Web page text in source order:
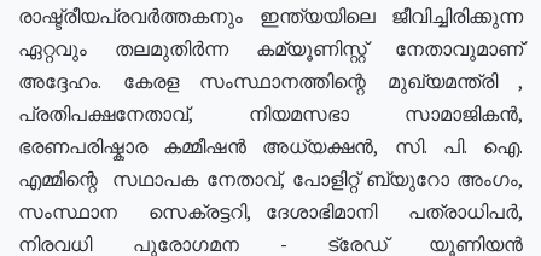
രാഷ്ട്രീയപ്രവർത്തകനും ഇന്ത്യയിലെ ജീവിച്ചിരിക്കുന്ന
ഏറ്റവും തലമുതിർന്ന കമ്യൂണിസ്റ്റ് നേതാവുമാണ്
അദ്ദേഹം. കേരള സംസ്ഥാനത്തിന്റെ മുഖ്യമന്ത്രി ,
പ്രതിപക്ഷനേതാവ്, നിയമസഭാ സാമാജികൻ,
ഭരണപരിഷ്കാര കമ്മീഷൻ അധ്യക്ഷൻ, സി. പി. ഐ.
എമ്മിന്റെ സഥാപക നേതാവ്, പോളിറ്റ് ബ്യുറോ അംഗം,
സംസ്ഥാന സെക്രട്ടറി, ദേശാഭിമാനി പത്രാധിപർ,
നിരവധി പുരോഗമന - ട്രേഡ് യൂണിയൻ